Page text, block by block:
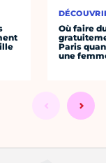
Où faire
Paris
une